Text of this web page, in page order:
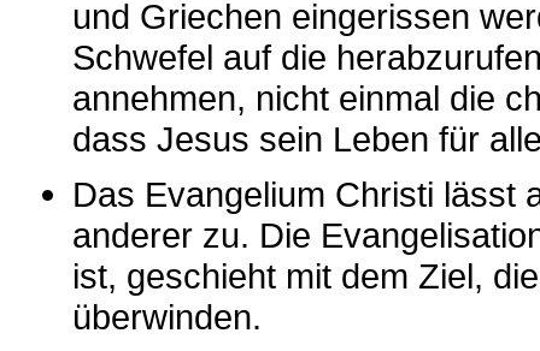
und Griechen eingerissen
Schwefel auf die
annehmen, nicht einmal die
dass Jesus sein Leben für
Das Evangelium Christi lässt
anderer zu. Die
ist, geschieht mit dem Ziel,
überwinden.